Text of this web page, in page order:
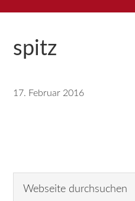
spitz
17. Februar 2016
Seitenspalte
durchsuchen